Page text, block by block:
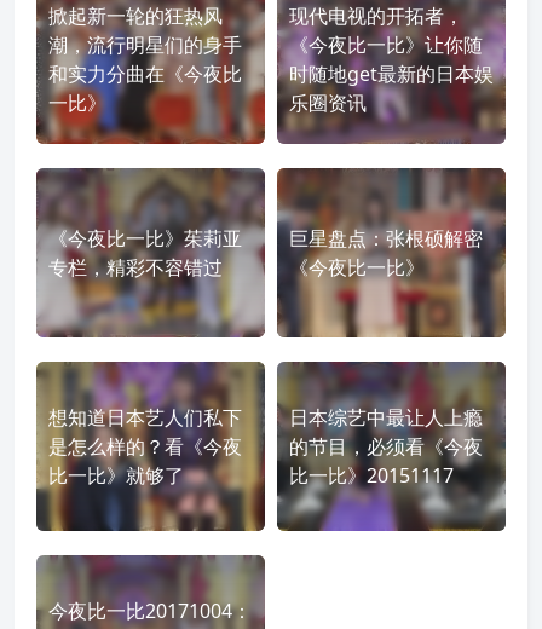
掀起新一轮的狂热风
潮，流行明星们的身手
和实力分曲在《今夜比
一比》
现代电视的开拓者，
《今夜比一比》让你随
时随地get最新的日本娱
乐圈资讯
《今夜比一比》茱莉亚
专栏，精彩不容错过
巨星盘点：张根硕解密
《今夜比一比》
想知道日本艺人们私下
是怎么样的？看《今夜
比一比》就够了
日本综艺中最让人上瘾
的节目，必须看《今夜
比一比》20151117
今夜比一比20171004：